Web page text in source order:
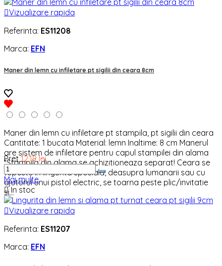
Vizualizare rapida
Referinta: ES11208
Marca: EFN
Maner din lemn cu infiletare pt sigilii din ceara 8cm
Maner din lemn cu infiletare pt stampila, pt sigilii din ceara
Cantitate: 1 bucata Material: lemn Inaltime: 8 cm Manerul
are sistem de infiletare pentru capul stampilei din alama
*Stampila din alama se achizitioneaza separat! Ceara se
topeste in lingurita speciala, deasupra lumanarii sau cu
ajutorul unui pistol electric, se toarna peste plic/invitatie
si...
Pret 12,19 lei
Mai multe
In stoc
Vizualizare rapida
Referinta: ES11207
Marca: EFN